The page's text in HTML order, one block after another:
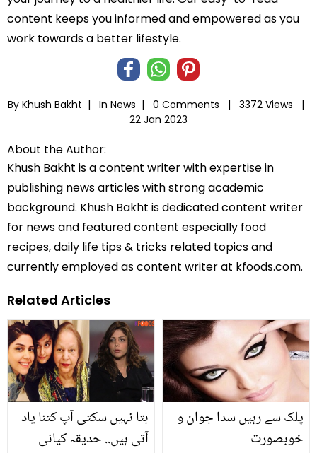
content keeps you informed and empowered as you
work towards a better lifestyle.
By Khush Bakht | In News | 0 Comments |
3372 Views |
22 Jan 2023
About the Author:
Khush Bakht is a content writer with expertise in
publishing news articles with strong academic
background. Khush Bakht is dedicated content writer
for news and featured content especially food
recipes, daily life tips & tricks related topics and
currently employed as content writer at kfoods.com.
Related Articles
بتا نہیں سکتی آپ کتنا یاد
آتی ہیں.. حدیقہ کیانی
پلک سے رہیں سدا جوان و
خوبصورت